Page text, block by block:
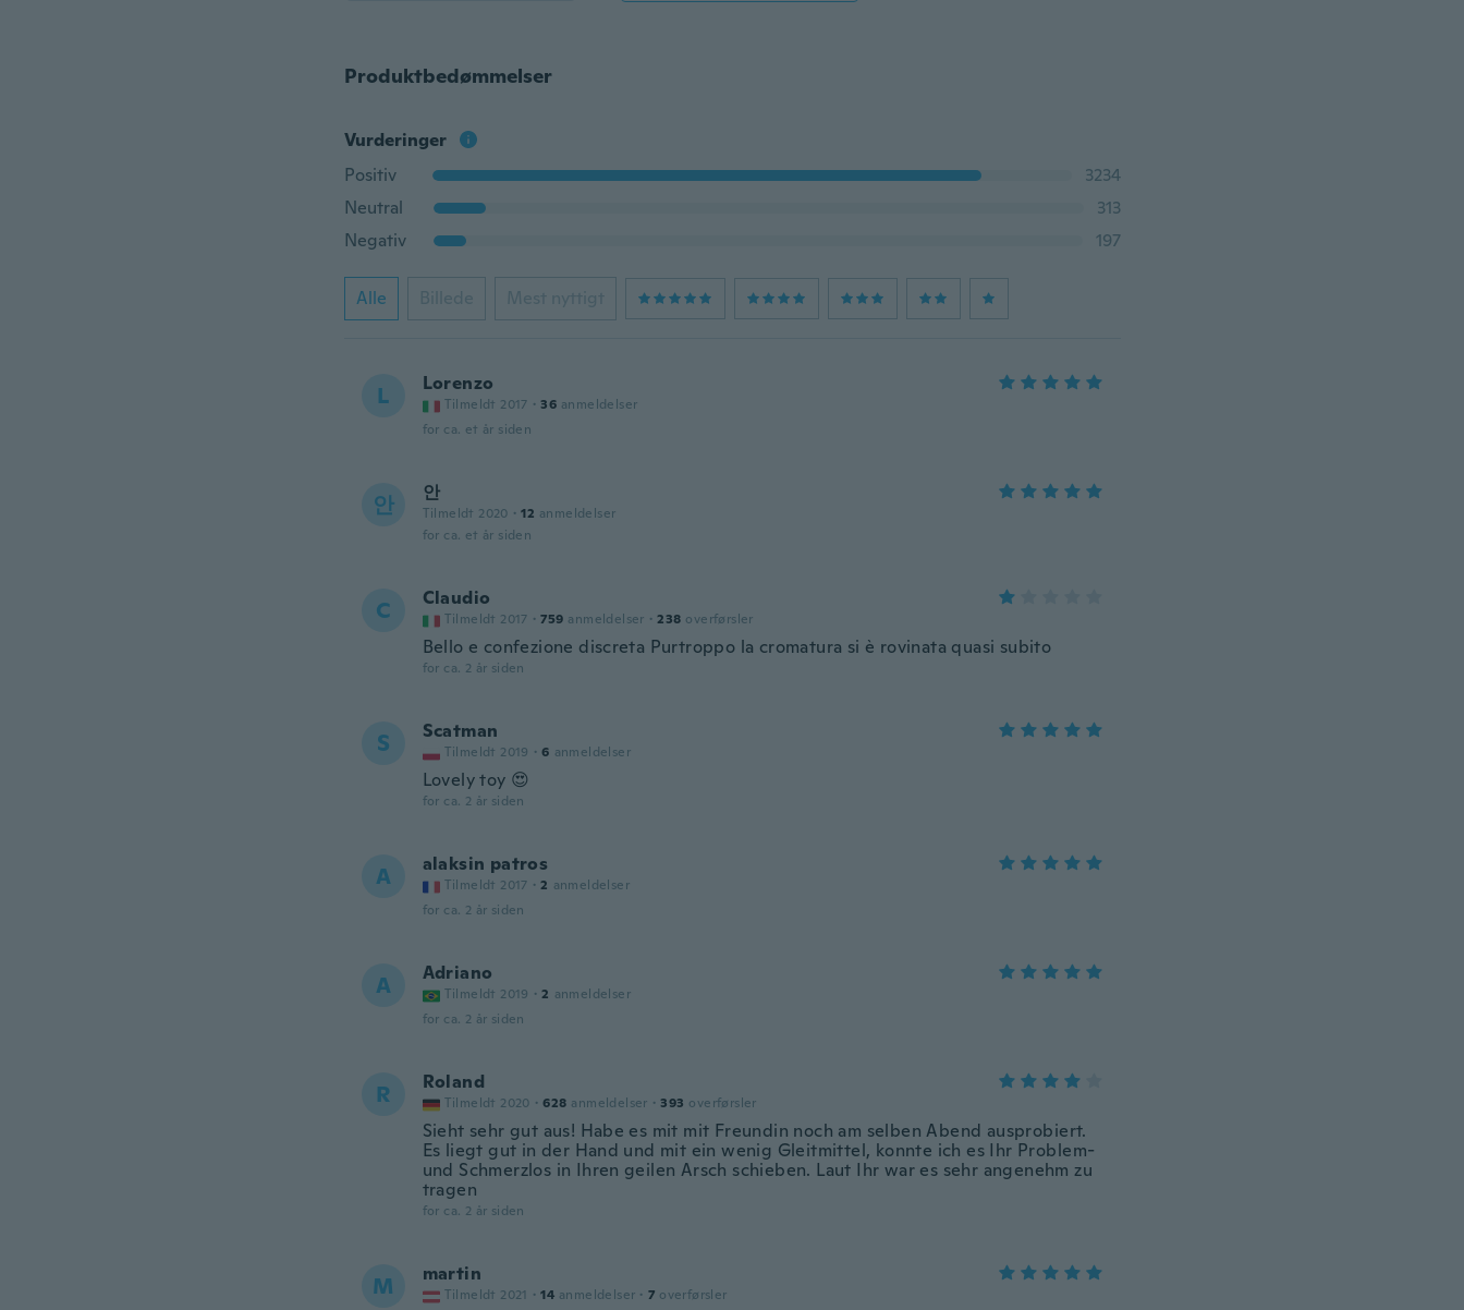
Produktbedømmelser
Vurderinger
Positiv
3234
Neutral
313
Negativ
197
Alle Billede Mest nyttigt
L Lorenzo
Tilmeldt 2017 · 36 anmeldelser
for ca. et år siden
안 안
Tilmeldt 2020 · 12 anmeldelser
for ca. et år siden
C Claudio
Tilmeldt 2017 · 759 anmeldelser · 238 overførsler
Bello e confezione discreta Purtroppo la cromatura si è rovinata quasi subito
for ca. 2 år siden
S Scatman
Tilmeldt 2019 · 6 anmeldelser
Lovely toy 😍
for ca. 2 år siden
A alaksin patros
Tilmeldt 2017 · 2 anmeldelser
for ca. 2 år siden
A Adriano
Tilmeldt 2019 · 2 anmeldelser
for ca. 2 år siden
R Roland
Tilmeldt 2020 · 628 anmeldelser · 393 overførsler
Sieht sehr gut aus! Habe es mit mit Freundin noch am selben Abend ausprobiert.
Es liegt gut in der Hand und mit ein wenig Gleitmittel, konnte ich es Ihr Problem-
und Schmerzlos in Ihren geilen Arsch schieben. Laut Ihr war es sehr angenehm zu
tragen
for ca. 2 år siden
M martin
Tilmeldt 2021 · 14 anmeldelser · 7 overførsler